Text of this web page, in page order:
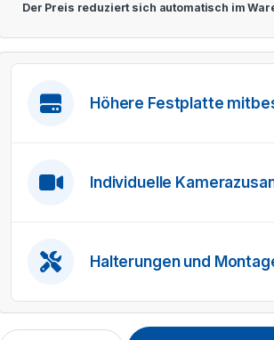
Der Preis reduziert sich automatisch im
Höhere Festplatte
Individuelle
Halterungen und